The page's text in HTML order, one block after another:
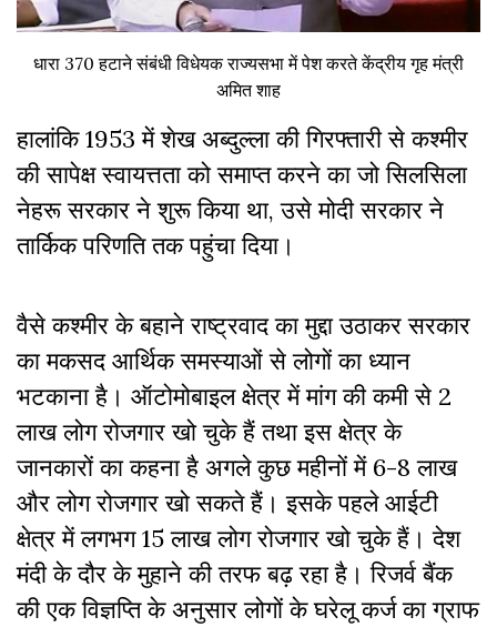
धारा 370 हटाने संबंधी विधेयक राज्यसभा में पेश करते केंद्रीय गृह मंत्री
अमित शाह
हालांकि 1953में शेख अब्दुल्ला की गिरफ्तारी से कश्मीर
की सापेक्ष स्वायत्तता को समाप्त करने का जो सिलसिला
नेहरू सरकार ने शुरू किया था, उसे मोदी सरकार ने
तार्किक परिणति तक पहुंचा दिया।
वैसे कश्मीर के बहाने राष्ट्रवाद का मुद्दा उठाकर सरकार
का मकसद आर्थिक समस्याओं से लोगों का ध्यान
भटकाना है। ऑटोमोबाइल क्षेत्र में मांग की कमी से 2
लाख लोग रोजगार खो चुके हैं तथा इस क्षेत्र के
जानकारों का कहना है अगले कुछ महीनों में 6-8 लाख
और लोग रोजगार खो सकते हैं। इसके पहले आईटी
क्षेत्र में लगभग 15 लाख लोग रोजगार खो चुके हैं। देश
मंदी के दौर के मुहाने की तरफ बढ़ रहा है। रिजर्व बैंक
की एक विज्ञप्ति के अनुसार लोगों के घरेलू कर्ज का ग्राफ